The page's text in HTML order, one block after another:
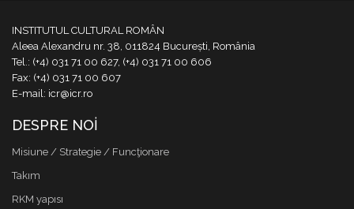
INSTITUTUL CULTURAL ROMÂN
Aleea Alexandru nr. 38, 011824 București, România
Tel.: (+4) 031 71 00 627, (+4) 031 71 00 606
Fax: (+4) 031 71 00 607
E-mail: icr@icr.ro
DESPRE NOI
Misiune / Strategie / Funcţionare
Takım
RKM yapısı